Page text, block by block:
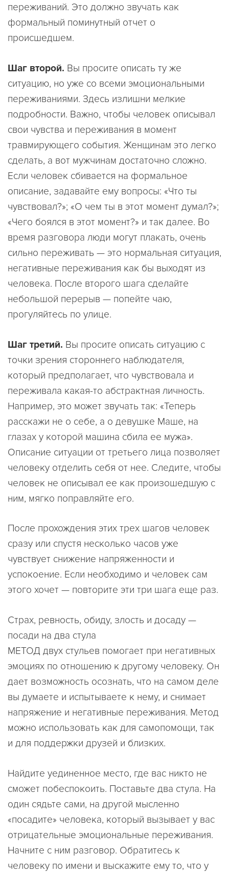
переживаний. Это должно звучать как
формальный поминутный отчет о
происшедшем.
Шаг второй. Вы просите описать ту же
ситуацию, но уже со всеми эмоциональными
переживаниями. Здесь излишни мелкие
подробности. Важно, чтобы человек описывал
свои чувства и переживания в момент
травмирующего события. Женщинам это легко
сделать, а вот мужчинам достаточно сложно.
Если человек сбивается на формальное
описание, задавайте ему вопросы: «Что ты
чувствовал?»; «О чем ты в этот момент думал?»;
«Чего боялся в этот момент?» и так далее. Во
время разговора люди могут плакать, очень
сильно переживать — это нормальная ситуация,
негативные переживания как бы выходят из
человека. После второго шага сделайте
небольшой перерыв — попейте чаю,
прогуляйтесь по улице.
Шаг третий. Вы просите описать ситуацию с
точки зрения стороннего наблюдателя,
который предполагает, что чувствовала и
переживала какая-то абстрактная личность.
Например, это может звучать так: «Теперь
расскажи не о себе, а о девушке Маше, на
глазах у которой машина сбила ее мужа».
Описание ситуации от третьего лица позволяет
человеку отделить себя от нее. Следите, чтобы
человек не описывал ее как произошедшую с
ним, мягко поправляйте его.
После прохождения этих трех шагов человек
сразу или спустя несколько часов уже
чувствует снижение напряженности и
успокоение. Если необходимо и человек сам
этого хочет — повторите эти три шага еще раз.
Страх, ревность, обиду, злость и досаду —
посади на два стула
МЕТОД двух стульев помогает при негативных
эмоциях по отношению к другому человеку. Он
дает возможность осознать, что на самом деле
вы думаете и испытываете к нему, и снимает
напряжение и негативные переживания. Метод
можно использовать как для самопомощи, так
и для поддержки друзей и близких.
Найдите уединенное место, где вас никто не
сможет побеспокоить. Поставьте два стула. На
один сядьте сами, на другой мысленно
«посадите» человека, который вызывает у вас
отрицательные эмоциональные переживания.
Начните с ним разговор. Обратитесь к
человеку по имени и выскажите ему то, что у